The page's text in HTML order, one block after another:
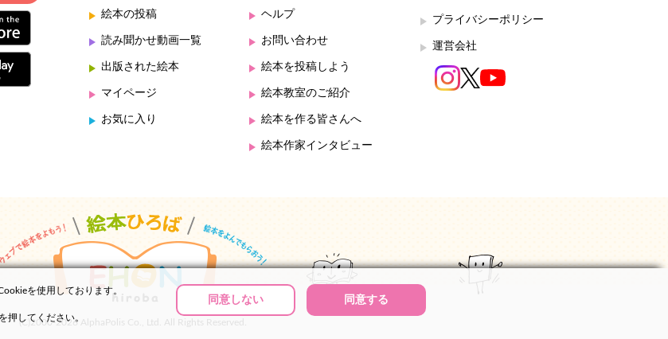
絵本の投稿
読み聞かせ動画一覧
出版された絵本
マイページ
お気に入り
ヘルプ
お問い合わせ
絵本を投稿しよう
絵本教室のご紹介
絵本を作る皆さんへ
絵本作家インタビュー
プライバシーポリシー
運営会社
(C)2000-2026 AlphaPolis Co., Ltd. All Rights Reserved.
を使用しております。
押してください。
同意しない 同意する